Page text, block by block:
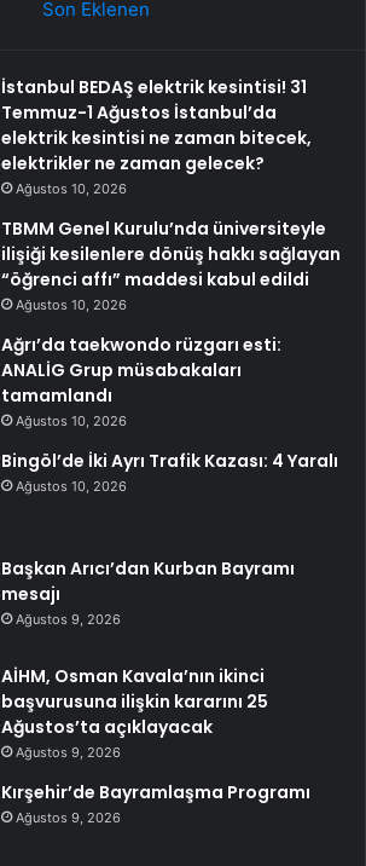
Son Eklenen
İstanbul BEDAŞ elektrik kesintisi! 31
Temmuz-1 Ağustos İstanbul’da
elektrik kesintisi ne zaman bitecek,
elektrikler ne zaman gelecek?
Ağustos 10, 2026
TBMM Genel Kurulu’nda üniversiteyle
ilişiği kesilenlere dönüş hakkı sağlayan
“öğrenci affı” maddesi kabul edildi
Ağustos 10, 2026
Ağrı’da taekwondo rüzgarı esti:
ANALİG Grup müsabakaları
tamamlandı
Ağustos 10, 2026
Bingöl’de İki Ayrı Trafik Kazası: 4 Yaralı
Ağustos 10, 2026
Başkan Arıcı’dan Kurban Bayramı
mesajı
Ağustos 9, 2026
AİHM, Osman Kavala’nın ikinci
başvurusuna ilişkin kararını 25
Ağustos’ta açıklayacak
Ağustos 9, 2026
Kırşehir’de Bayramlaşma Programı
Ağustos 9, 2026